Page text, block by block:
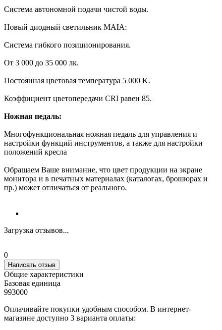
Система автономной подачи чистой воды.
Новый диодный светильник MAIA:
Система гибкого позиционирования.
От 3 000 до 35 000 лк.
Постоянная цветовая температура 5 000 K.
Коэффициент цветопередачи CRI равен 85.
Ножная педаль:
Многофункциональная ножная педаль для управления и
настройки функций инструментов, а также для настройки
положений кресла
Обращаем Ваше внимание, что цвет продукции на экране
монитора и в печатных материалах (каталогах, брошюрах и
пр.) может отличаться от реального.
Загрузка отзывов...
0
Написать отзыв
Общие характеристики
Базовая единица
993000
Оплачивайте покупки удобным способом. В интернет-
магазине доступно 3 варианта оплаты: